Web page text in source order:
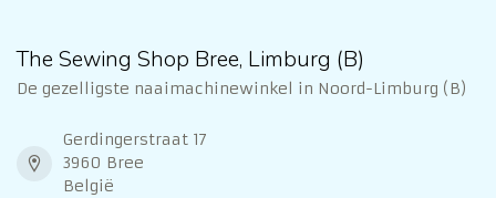
The Sewing Shop Bree, Limburg (B)
De gezelligste naaimachinewinkel in Noord-Limburg (B)
Gerdingerstraat 17
3960 Bree
België